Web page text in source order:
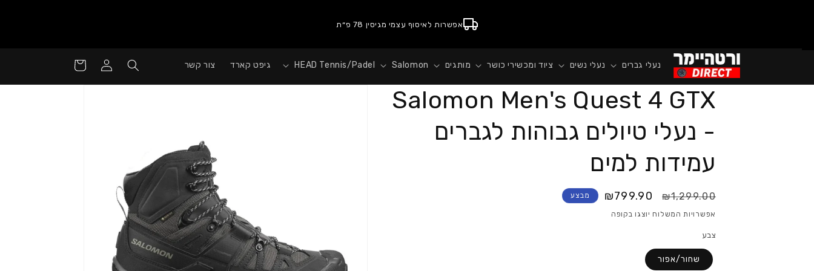
אפשרות לאיסוף עצמי מגיסין 78 פ״ת
נעלי גברים נעלי נשים ציוד ומכשירי כושר מותגים Salomon
HEAD Tennis/Padel גיפט קארד צור קשר התחבר
קניות
Salomon Men's Quest 4 GTX
- נעלי טיולים גבוהות לגברים
עמידות למים
₪1,299.00
₪799.90 מבצע
אפשרויות המשלוח יוצגו בקופה
צבע
שחור/אפור